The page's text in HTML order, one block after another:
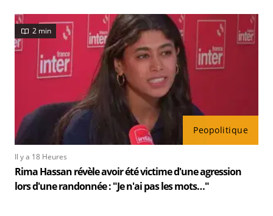
Peopolitique
2 min
Il y a 18 Heures
Rima Hassan révèle avoir été victime d'une agression
lors d'une randonnée : "Je n'ai pas les mots…"